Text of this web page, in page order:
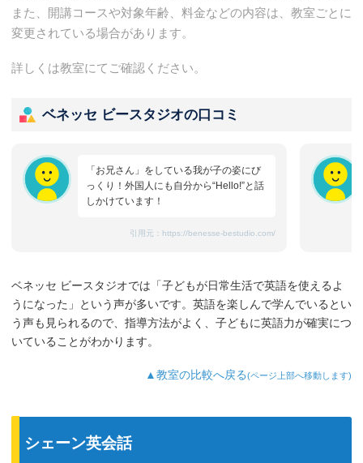
また、開講コースや対象年齢、料金などの内容は、教室ごとに
変更されている場合があります。
詳しくは教室にてご確認ください。
ベネッセ ビースタジオの口コミ
「お兄さん」をしている我が子の姿にび
っくり！外国人にも自分から“Hello!”と話
しかけています！
引用元： https://benesse-bestudio.com/
ベネッセ ビースタジオでは「子どもが日常生活で英語を使えるよ
うになった」という声が多いです。英語を楽しんで学んでいるとい
う声も見られるので、指導方法がよく、子どもに英語力が確実につ
いていることがわかります。
▲教室の比較へ戻る(ページ上部へ移動します)
シェーン英会話